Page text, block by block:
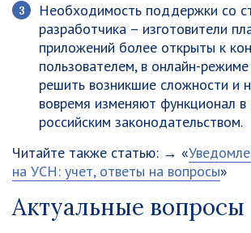
Необходимость поддержки со
разработчика – изготовители
приложений более открыты к
пользователем, в онлайн-
решить возникшие сложности и
вовремя изменяют функционал в
российским законодательством.
Читайте также статью: → «
на УСН: учет, ответы на вопросы»
Актуальные вопросы